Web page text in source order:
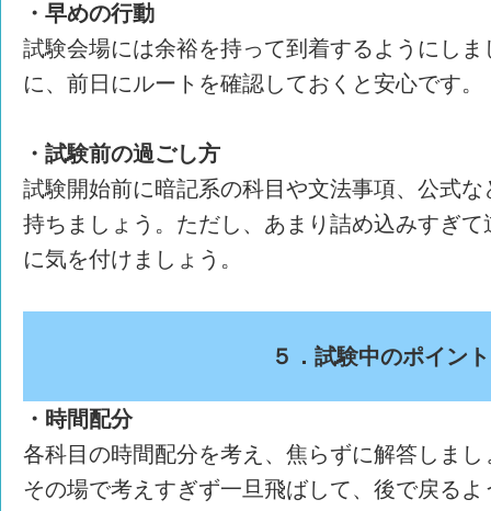
・早めの行動
試験会場には余裕を持って到着するようにし
に、前日にルートを確認しておくと安心です。
・試験前の過ごし方
試験開始前に暗記系の科目や文法事項、公式
持ちましょう。ただし、あまり詰め込みすぎ
に気を付けましょう。
５．試験中のポイント
・時間配分
各科目の時間配分を考え、焦らずに解答しま
その場で考えすぎず一旦飛ばして、後で戻る